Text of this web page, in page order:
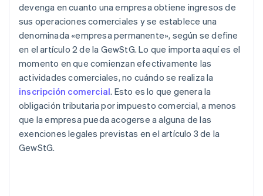
devenga en cuanto una empresa obtiene ingresos de
sus operaciones comerciales y se establece una
denominada «empresa permanente», según se define
en el artículo 2 de la GewStG. Lo que importa aquí es el
momento en que comienzan efectivamente las
actividades comerciales, no cuándo se realiza la
inscripción comercial. Esto es lo que genera la
obligación tributaria por impuesto comercial, a menos
que la empresa pueda acogerse a alguna de las
exenciones legales previstas en el artículo 3 de la
GewStG.